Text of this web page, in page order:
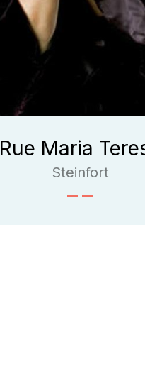
Rue Maria
Steinfort